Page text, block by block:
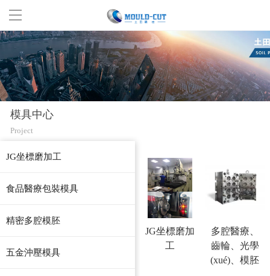
首頁(yè)
關(guān)于我們
模具中心
模具中心
Project
JG坐標磨加工
食品醫療包裝模具
精密多腔模胚
五金沖壓模具
JG坐標磨加
工
多腔醫療、
齒輪、光學
(xué)、模胚